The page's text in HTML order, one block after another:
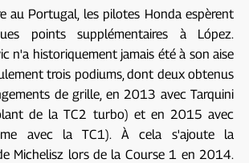
au Portugal, les pilotes Honda espèrent
points supplémentaires à López.
n'a historiquement jamais été à son aise
trois podiums, dont deux obtenus
de grille, en 2013 avec Tarquini
de la TC2 turbo) et en 2015 avec
avec la TC1). À cela s'ajoute la
Michelisz lors de la Course 1 en 2014.